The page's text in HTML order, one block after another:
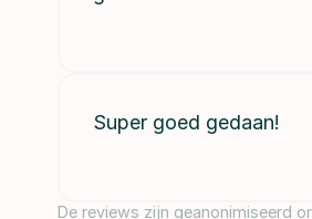
Super goed gedaan!
De reviews zijn geanonimiseerd